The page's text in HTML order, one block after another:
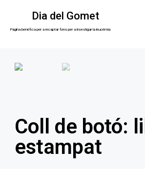
Dia del Gomet
Pàgina benèfica per a recaptar fons per a investigar la leucèmia
Coll de botó:
estampat